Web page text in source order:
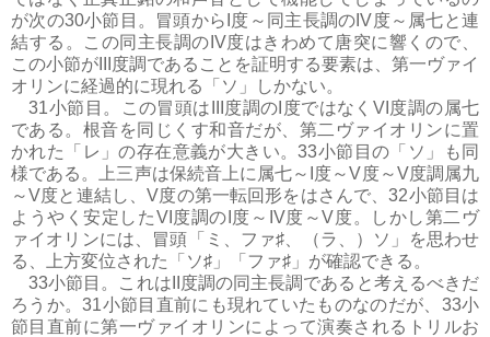
が次の30小節目。冒頭からI度～同主長調のIV度～属七と連
結する。この同主長調のIV度はきわめて唐突に響くので、
この小節がIII度調であることを証明する要素は、第一ヴァイ
オリンに経過的に現れる「ソ」しかない。
31小節目。この冒頭はIII度調のI度ではなくVI度調の属七
である。根音を同じくす和音だが、第二ヴァイオリンに置
かれた「レ」の存在意義が大きい。33小節目の「ソ」も同
様である。上三声は保続音上に属七～I度～V度～V度調属九
～V度と連結し、V度の第一転回形をはさんで、32小節目は
ようやく安定したVI度調のI度～IV度～V度。しかし第二ヴ
ァイオリンには、冒頭「ミ、ファ♯、（ラ、）ソ」を思わせ
る、上方変位された「ソ♯」「ファ♯」が確認できる。
33小節目。これはII度調の同主長調であると考えるべきだ
ろうか。31小節目直前にも現れていたものなのだが、33小
節目直前に第一ヴァイオリンによって演奏されるトリルお